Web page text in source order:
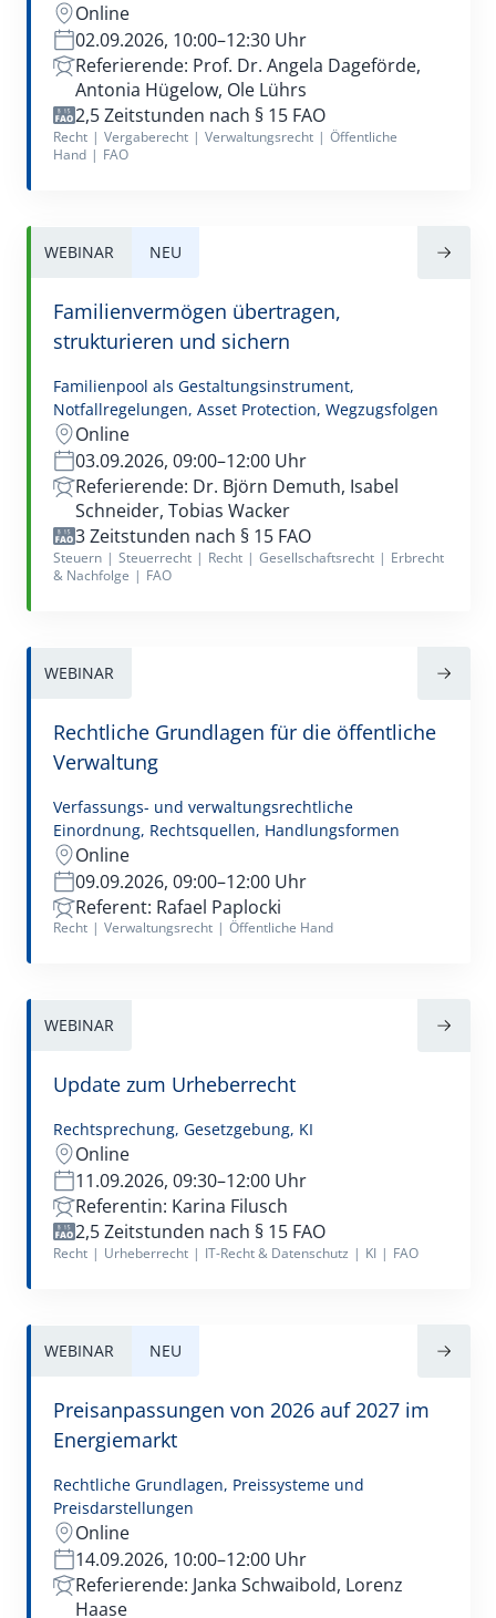
Online
02.09.2026, 10:00–12:30 Uhr
Referierende: Prof. Dr. Angela Dageförde,
Antonia Hügelow, Ole Lührs
2,5 Zeitstunden nach § 15 FAO
Recht | Vergaberecht | Verwaltungsrecht | Öffentliche
Hand | FAO
WEBINAR NEU
Familienvermögen übertragen,
strukturieren und sichern
Familienpool als Gestaltungsinstrument,
Notfallregelungen, Asset Protection, Wegzugsfolgen
Online
03.09.2026, 09:00–12:00 Uhr
Referierende: Dr. Björn Demuth, Isabel
Schneider, Tobias Wacker
3 Zeitstunden nach § 15 FAO
Steuern | Steuerrecht | Recht | Gesellschaftsrecht | Erbrecht
& Nachfolge | FAO
WEBINAR
Rechtliche Grundlagen für die öffentliche
Verwaltung
Verfassungs- und verwaltungsrechtliche
Einordnung, Rechtsquellen, Handlungsformen
Online
09.09.2026, 09:00–12:00 Uhr
Referent: Rafael Paplocki
Recht | Verwaltungsrecht | Öffentliche Hand
WEBINAR
Update zum Urheberrecht
Rechtsprechung, Gesetzgebung, KI
Online
11.09.2026, 09:30–12:00 Uhr
Referentin: Karina Filusch
2,5 Zeitstunden nach § 15 FAO
Recht | Urheberrecht | IT-Recht & Datenschutz | KI | FAO
WEBINAR NEU
Preisanpassungen von 2026 auf 2027 im
Energiemarkt
Rechtliche Grundlagen, Preissysteme und
Preisdarstellungen
Online
14.09.2026, 10:00–12:00 Uhr
Referierende: Janka Schwaibold, Lorenz
Haase